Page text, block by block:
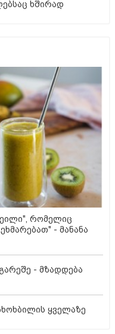
ხშირად
რომელიც
- მანანა
- მზადდება
ყველაზე